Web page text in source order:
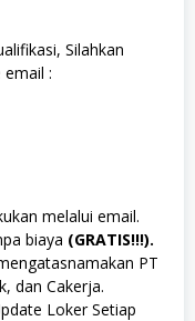
Silahkan
:
melalui email.
biaya (GRATIS!!!).
PT
dan Cakerja.
Loker Setiap